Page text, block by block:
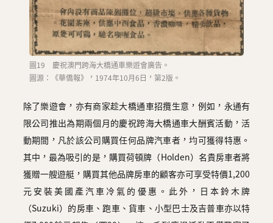
圖19 慶祝澳門跨海大橋通車樂遊會廣告。
圖源：《華僑報》，1974年10月6日，第2版。
除了樂遊會，亦有商家趁大橋通車招攬生意，例如，永通有
限公司推出為期兩個月的慶祝跨海大橋通車大酬賓活動，活
動期間，凡於該公司購買任何品牌汽車者，均可獲得特惠。
其中，最為吸引的是，購買荷頓牌（Holden）名貴房車者將
獲贈一艘遊艇，購買其他品牌房車的顧客亦可享受特價1,200
元安裝美國產汽車冷氣的優惠。此外，日本鈴木牌
（Suzuki）的房車、跑車、貨車、小型巴士及吉普車亦以特